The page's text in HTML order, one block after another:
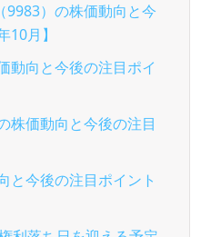
9983）の株価動向と今
月】
動向と今後の注目ポイ
株価動向と今後の注目
と今後の注目ポイント